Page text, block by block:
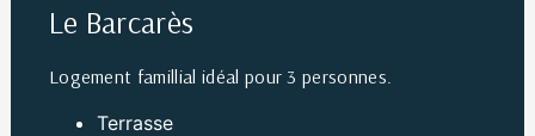
Le Barcarès
Logement famillial idéal pour 3 personnes.
Terrasse